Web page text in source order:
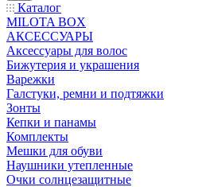
Каталог
MILOTA BOX
АКСЕССУАРЫ
Аксессуары для волос
Бижутерия и украшения
Варежки
Галстуки, ремни и подтяжки
Зонты
Кепки и панамы
Комплекты
Мешки для обуви
Наушники утепленные
Очки солнцезащитные